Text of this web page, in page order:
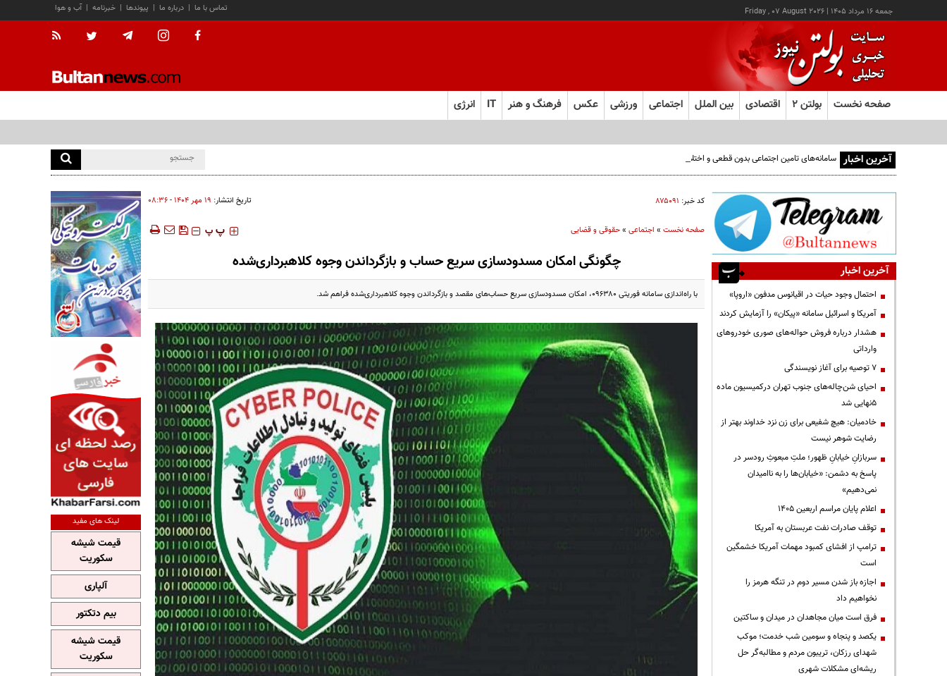
جمعه ۱۶ مرداد ۱۴۰۵ |
Friday , 07 August 2026 آب و هوا | خبرنامه | پیوندها | درباره ما | تماس با ما
صفحه نخست بولتن ۲ اقتصادی بین الملل اجتماعی ورزشی عکس فرهنگ و هنر IT انرژی
آخرین اخبار سامانه‌های تامین اجتماعی بدون قطعی و اختلال در دسترس است
کد خبر: ۸۷۵۰۹۱ تاریخ انتشار: ۱۹ مهر ۱۴۰۴ - ۰۸:۳۶
صفحه نخست» اجتماعی»حقوقی و قضایی ‍‍‍ پ پ
چگونگی امکان مسدودسازی سریع حساب‌ و بازگرداندن وجوه کلاهبرداری‌شده
با راه‌اندازی سامانه فوریتی ۰۹۶۳۸۰، امکان مسدودسازی سریع حساب‌های مقصد و بازگرداندن وجوه کلاهبرداری‌شده فراهم شد.
آخرین اخبار
احتمال وجود حیات در اقیانوس مدفون «اروپا»
آمریکا و اسرائیل سامانه «پیکان» را آزمایش کردند
هشدار درباره فروش حواله‌های صوری خودروهای
وارداتی
۷ توصیه برای آغاز نویسندگی
احیای شن‌چاله‌های جنوب تهران درکمیسیون ماده
۵نهایی شد
خادمیان: هیچ شفیعی برای زن نزد خداوند بهتر از
رضایت شوهر نیست
سربازانِ خیابانِ ظهور؛ ملتِ مبعوثِ رودسر در
پاسخ به دشمن: «خیابان‌ها را به ناامیدان
نمی‌دهیم»
اعلام پایان مراسم اربعین ۱۴۰۵
توقف صادرات نفت عربستان به آمریکا
ترامپ از افشای کمبود مهمات آمریکا خشمگین
است
اجازه باز شدن مسیر دوم در تنگه هرمز را
نخواهیم داد
فرق است میان مجاهدان در میدان و ساکتین
یکصد و پنجاه و سومین شب خدمت؛ موکب
شهدای رزکان، تریبون مردم و مطالبه‌گر حل
ریشه‌ای مشکلات شهری
لینک های مفید
قیمت شیشه
سکوریت
آلپاری
بیم دتکتور
قیمت شیشه
سکوریت